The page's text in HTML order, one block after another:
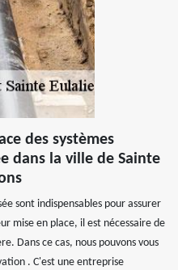
des systèmes
dans la ville de Sainte
sont indispensables pour assurer
mise en place, il est nécessaire de
Dans ce cas, nous pouvons vous
. C'est une entreprise